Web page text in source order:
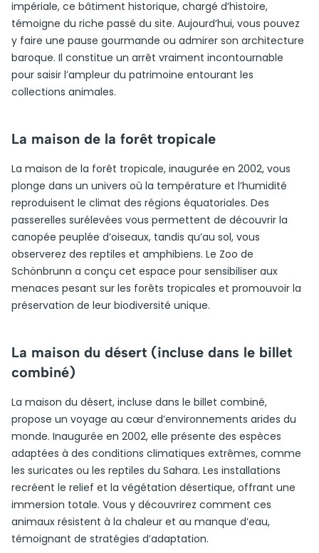
impériale, ce bâtiment historique, chargé d’histoire,
témoigne du riche passé du site. Aujourd’hui, vous pouvez
y faire une pause gourmande ou admirer son architecture
baroque. Il constitue un arrêt vraiment incontournable
pour saisir l’ampleur du patrimoine entourant les
collections animales.
La maison de la forêt tropicale
La maison de la forêt tropicale, inaugurée en 2002, vous
plonge dans un univers où la température et l’humidité
reproduisent le climat des régions équatoriales. Des
passerelles surélevées vous permettent de découvrir la
canopée peuplée d’oiseaux, tandis qu’au sol, vous
observerez des reptiles et amphibiens. Le Zoo de
Schönbrunn a conçu cet espace pour sensibiliser aux
menaces pesant sur les forêts tropicales et promouvoir la
préservation de leur biodiversité unique.
La maison du désert (incluse dans le billet
combiné)
La maison du désert, incluse dans le billet combiné,
propose un voyage au cœur d’environnements arides du
monde. Inaugurée en 2002, elle présente des espèces
adaptées à des conditions climatiques extrêmes, comme
les suricates ou les reptiles du Sahara. Les installations
recréent le relief et la végétation désertique, offrant une
immersion totale. Vous y découvrirez comment ces
animaux résistent à la chaleur et au manque d’eau,
témoignant de stratégies d’adaptation.